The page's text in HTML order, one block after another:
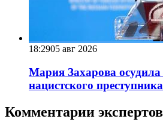
18:2905 авг 2026
Мария Захарова осудила
нацистского
Комментарии экспертов